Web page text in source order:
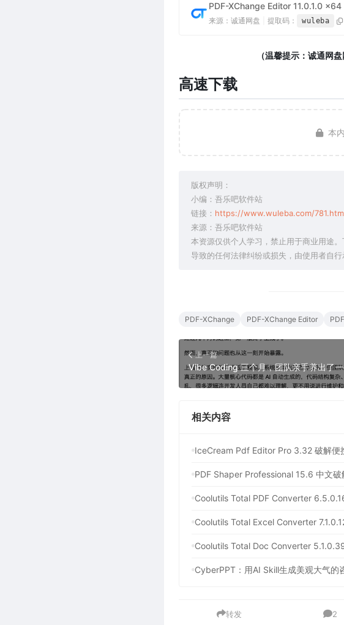
PDF-XChange Editor 11.0.1.0 x64
来源：诚通网盘 提取码： wuleba
（温馨提示：诚通网
高速下载
本
版权声明：
小编：吾乐吧软件站
链接： https://www.wuleba.com/
来源：吾乐吧软件站
本资源仅供个人学习，禁止用于商业用途
导致的任何法律纠纷或损失，由使用者自行
PDF-XChange PDF-XChange Editor
上一篇
相关内容
IceCream Pdf Editor Pro 3.32 破解便
PDF Shaper Professional 15.6 中文破
Coolutils Total PDF Converter
Coolutils Total Excel Converter
Coolutils Total Doc Converter
CyberPPT：用AI Skill生成美观大气的
转发 2